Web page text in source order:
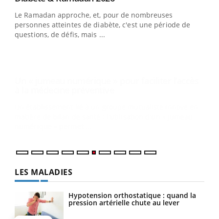
Le Ramadan approche, et, pour de nombreuses
personnes atteintes de diabète, c'est une période de
questions, de défis, mais ...
Un établissement lié à un groupe mutualiste innove en
matière de bilan de santé : l'utilisation d'un « jumeau
LES MALADIES
Hypotension orthostatique : quand la
pression artérielle chute au lever